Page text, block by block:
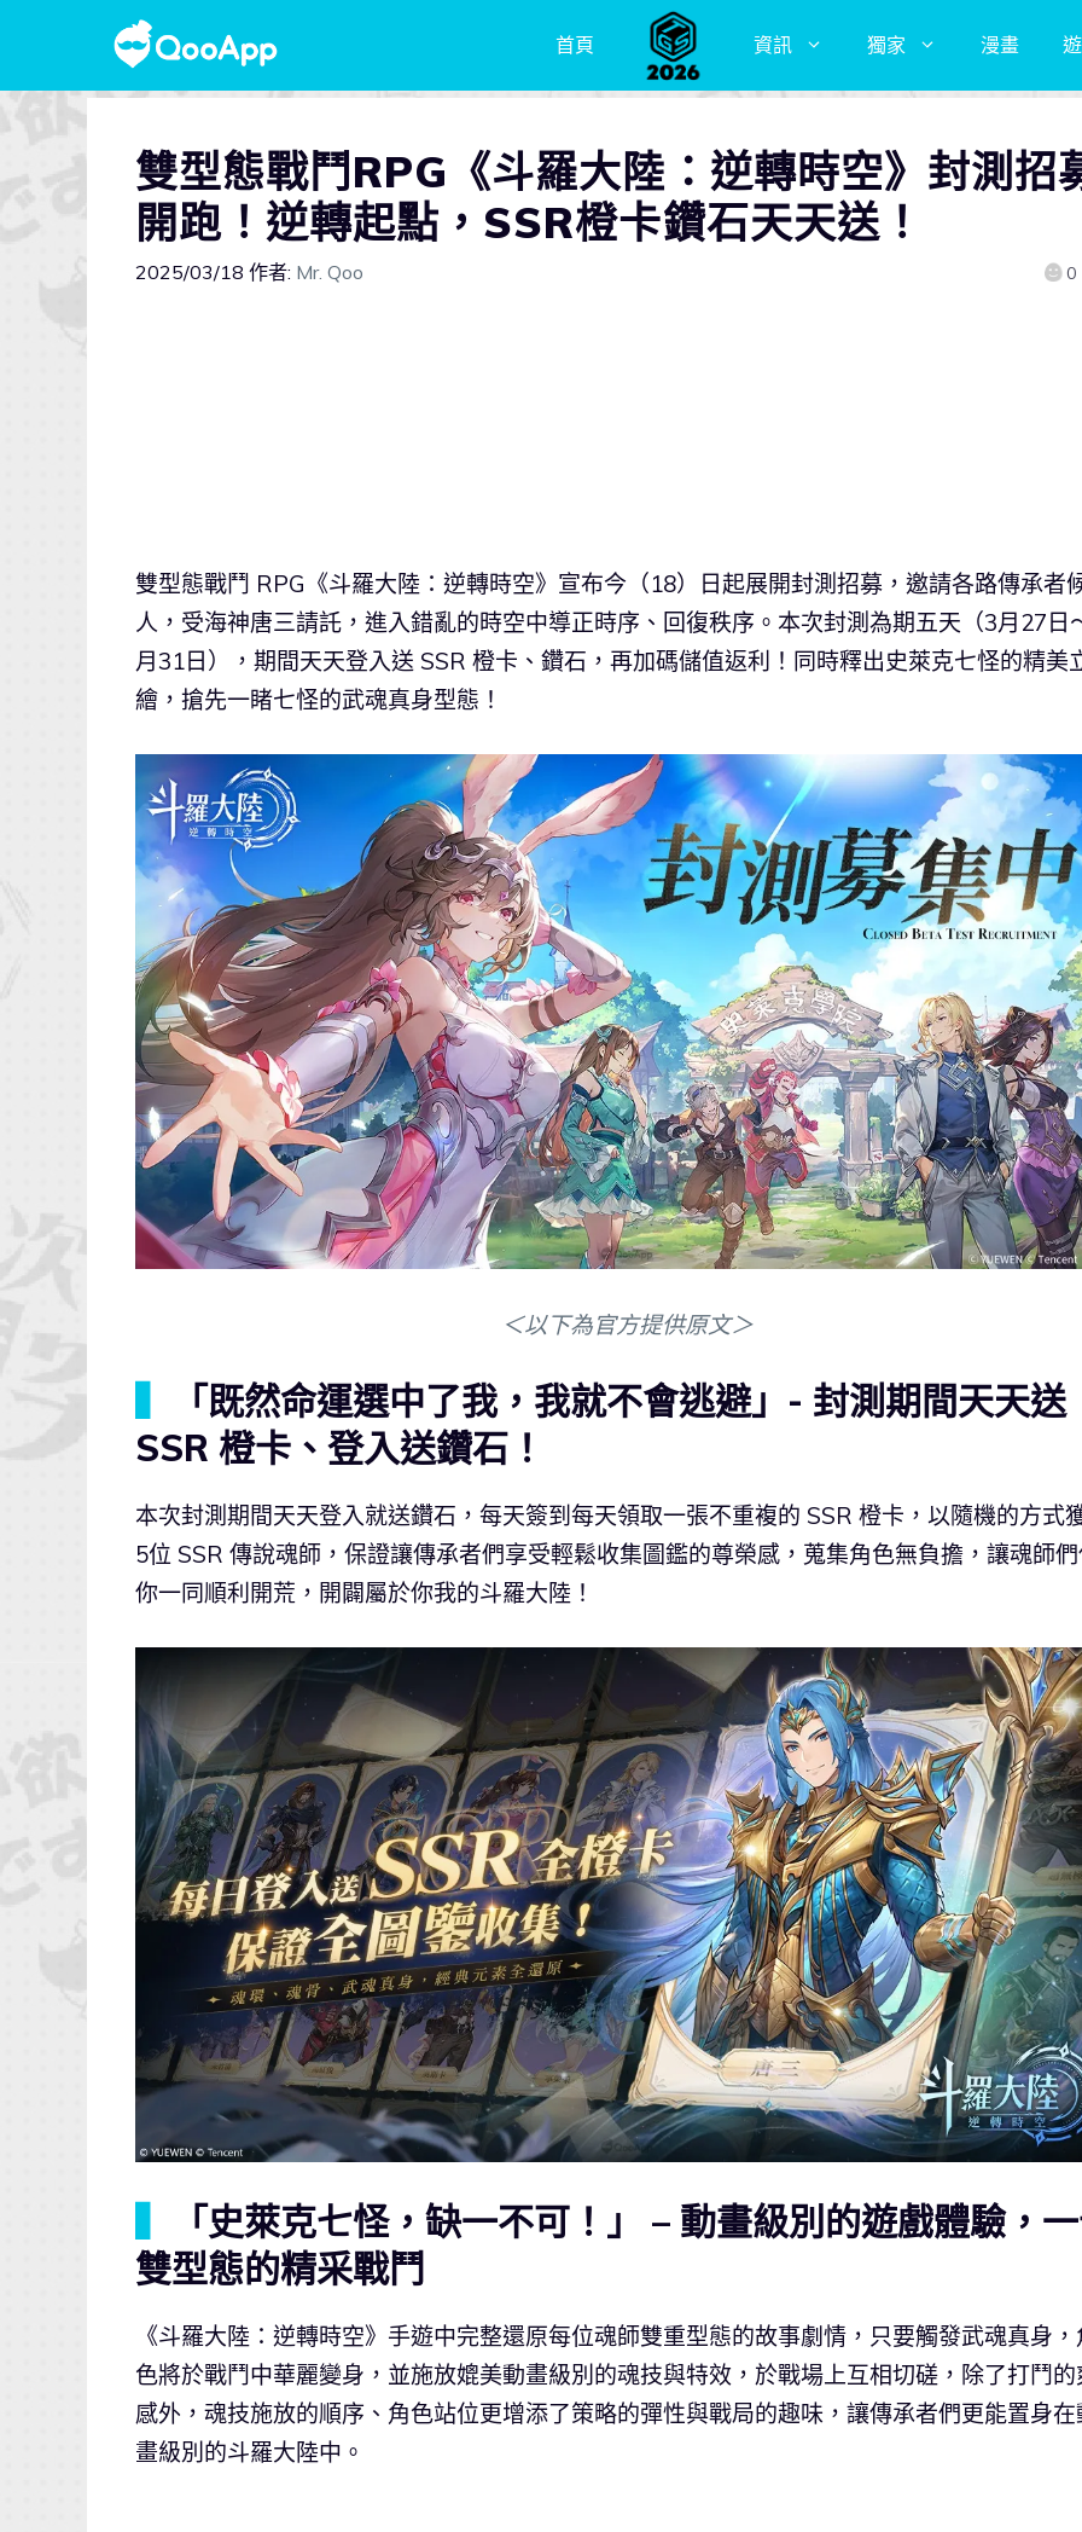
首頁 資訊 獨家 漫畫
雙型態戰鬥RPG《斗羅大陸：逆轉時空》封測招
開跑！逆轉起點，SSR橙卡鑽石天天送！
2025/03/18 作者: Mr. Qoo 0
雙型態戰鬥 RPG《斗羅大陸：逆轉時空》宣布今（18）日起展開封測招募，邀請各路傳承者
人，受海神唐三請託，進入錯亂的時空中導正時序、回復秩序。本次封測為期五天（3月27日
月31日），期間天天登入送 SSR 橙卡、鑽石，再加碼儲值返利！同時釋出史萊克七怪的精美
繪，搶先一睹七怪的武魂真身型態！
＜以下為官方提供原文＞
「既然命運選中了我，我就不會逃避」- 封測期間天天送
SSR 橙卡、登入送鑽石！
本次封測期間天天登入就送鑽石，每天簽到每天領取一張不重複的 SSR 橙卡，以隨機的方式
5位 SSR 傳說魂師，保證讓傳承者們享受輕鬆收集圖鑑的尊榮感，蒐集角色無負擔，讓魂師
你一同順利開荒，開闢屬於你我的斗羅大陸！
「史萊克七怪，缺一不可！」 – 動畫級別的遊戲體驗，
雙型態的精采戰鬥
《斗羅大陸：逆轉時空》手遊中完整還原每位魂師雙重型態的故事劇情，只要觸發武魂真身，
色將於戰鬥中華麗變身，並施放媲美動畫級別的魂技與特效，於戰場上互相切磋，除了打鬥的
感外，魂技施放的順序、角色站位更增添了策略的彈性與戰局的趣味，讓傳承者們更能置身在
畫級別的斗羅大陸中。